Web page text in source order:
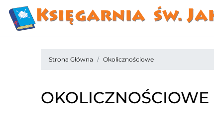
Strona Główna Okolicznościowe
OKOLICZNOŚCIOWE